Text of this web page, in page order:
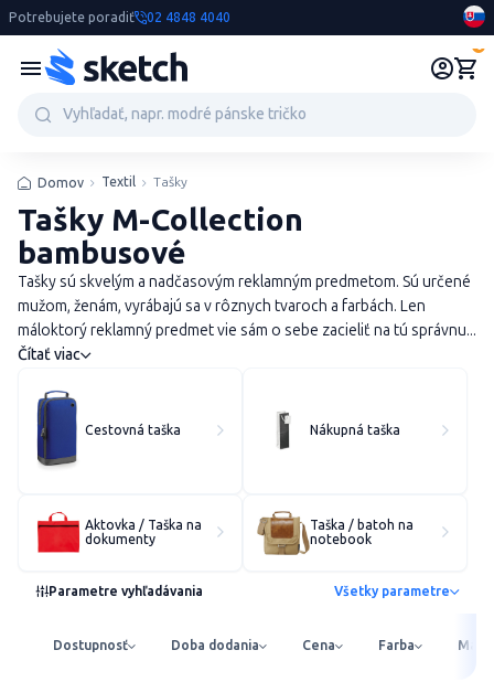
Potrebujete poradiť 02 4848 4040
Domov Textil Tašky
Tašky M-Collection
bambusové
Tašky sú skvelým a nadčasovým reklamným predmetom. Sú určené
mužom, ženám, vyrábajú sa v rôznych tvaroch a farbách. Len
máloktorý reklamný predmet vie sám o sebe zacieliť na tú správnu...
Čítať viac
Cestovná taška Nákupná taška
Aktovka / Taška na
dokumenty
Taška / batoh na
notebook
Parametre vyhľadávania Všetky parametre
Dostupnosť Doba dodania Cena Farba